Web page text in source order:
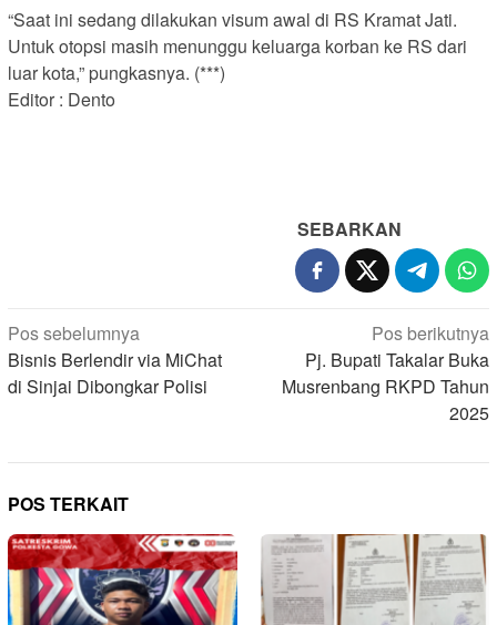
“Saat ini sedang dilakukan visum awal di RS Kramat Jati.
Untuk otopsi masih menunggu keluarga korban ke RS dari
luar kota,” pungkasnya. (***)
Editor : Dento
SEBARKAN
Navigasi
pos
Pos sebelumnya
Bisnis Berlendir via MiChat
di Sinjai Dibongkar Polisi
Pos berikutnya
Pj. Bupati Takalar Buka
Musrenbang RKPD Tahun
2025
POS TERKAIT